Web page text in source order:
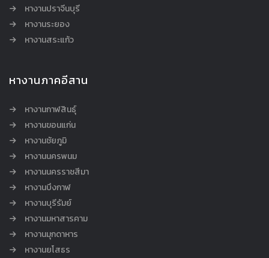
หางานปราจีนบุรี
หางานระยอง
หางานสระแก้ว
หางานภาคอีสาน
หางานกาฬสินธุ์
หางานขอนแก่น
หางานชัยภูมิ
หางานนครพนม
หางานนครราชสีมา
หางานบึงกาฬ
หางานบุรีรัมย์
หางานมหาสารคาม
หางานมุกดาหาร
หางานยโสธร